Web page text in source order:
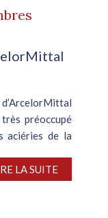
préoccupé
aciéries de la
LA SUITE